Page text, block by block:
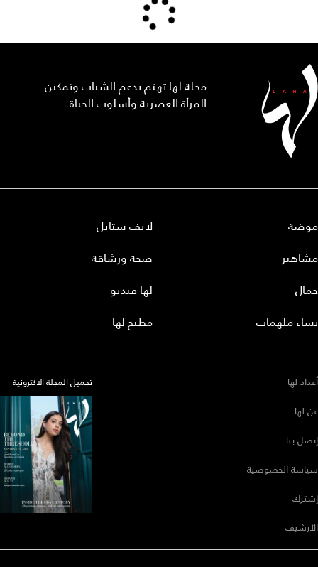
مجلة لها تهتم بدعم الشباب وتمكين
المرأة العصرية وأسلوب الحياة.
موضة
مشاهير
جمال
نساء ملهمات
لايف ستايل
صحة ورشاقة
لها فيديو
مطبخ لها
أعداد لها
عن لها
إتصل بنا
سياسة الخصوصية
إشترك
الأرشيف
تحميل المجلة الاكترونية